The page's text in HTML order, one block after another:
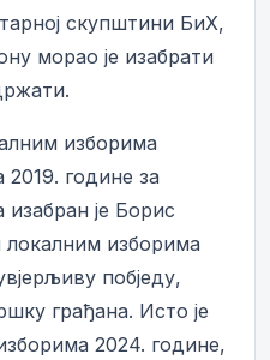
скупштини БиХ,
морао је изабрати
изборима
године за
изабран је Борис
изборима
побједу,
грађана. Исто је
2024. године,